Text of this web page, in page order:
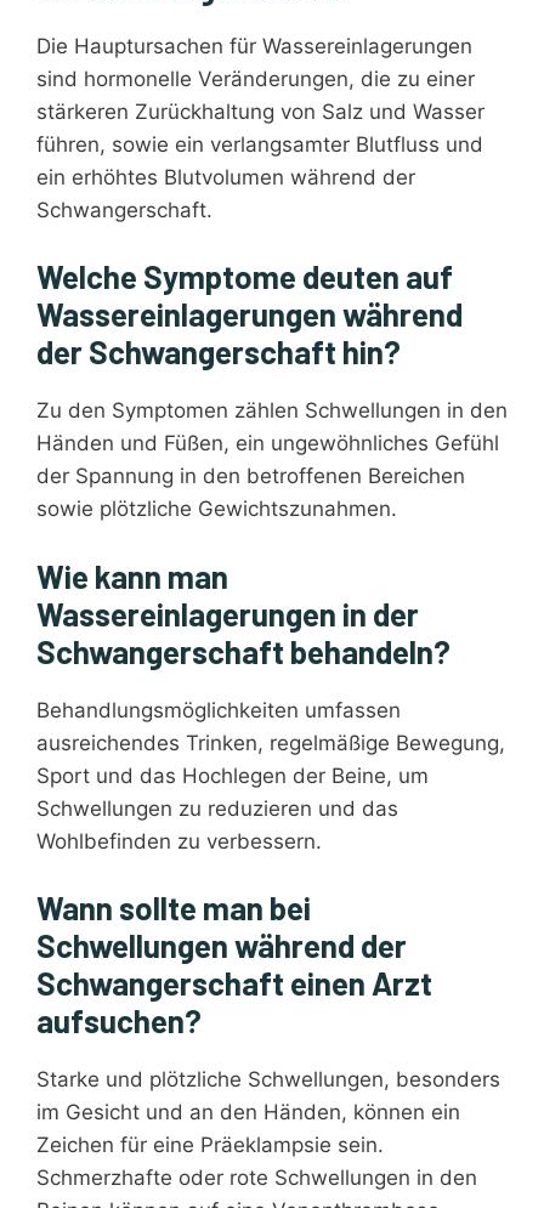
Die Hauptursachen für Wassereinlagerungen
sind hormonelle Veränderungen, die zu einer
stärkeren Zurückhaltung von Salz und Wasser
führen, sowie ein verlangsamter Blutfluss und
ein erhöhtes Blutvolumen während der
Schwangerschaft.
Welche Symptome deuten auf
Wassereinlagerungen während
der Schwangerschaft hin?
Zu den Symptomen zählen Schwellungen in den
Händen und Füßen, ein ungewöhnliches Gefühl
der Spannung in den betroffenen Bereichen
sowie plötzliche Gewichtszunahmen.
Wie kann man
Wassereinlagerungen in der
Schwangerschaft behandeln?
Behandlungsmöglichkeiten umfassen
ausreichendes Trinken, regelmäßige Bewegung,
Sport und das Hochlegen der Beine, um
Schwellungen zu reduzieren und das
Wohlbefinden zu verbessern.
Wann sollte man bei
Schwellungen während der
Schwangerschaft einen Arzt
aufsuchen?
Starke und plötzliche Schwellungen, besonders
im Gesicht und an den Händen, können ein
Zeichen für eine Präeklampsie sein.
Schmerzhafte oder rote Schwellungen in den